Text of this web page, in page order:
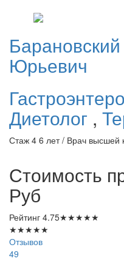
Барановский
Юрьевич
Диетолог ,
Стаж 4 6 лет / Врач высшей
Стоимость
Руб
Рейтинг 4.75★★★★★
★★★★★
Отзывов
49